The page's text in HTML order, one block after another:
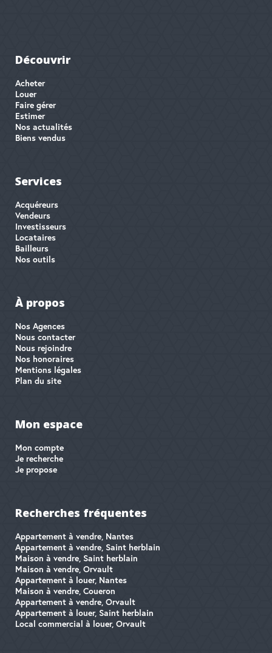
Découvrir
Acheter
Louer
Faire gérer
Estimer
Nos actualités
Biens vendus
Services
Acquéreurs
Vendeurs
Investisseurs
Locataires
Bailleurs
Nos outils
À propos
Nos Agences
Nous contacter
Nous rejoindre
Nos honoraires
Mentions légales
Plan du site
Mon espace
Mon compte
Je recherche
Je propose
Recherches fréquentes
Appartement à vendre, Nantes
Appartement à vendre, Saint herblain
Maison à vendre, Saint herblain
Maison à vendre, Orvault
Appartement à louer, Nantes
Maison à vendre, Coueron
Appartement à vendre, Orvault
Appartement à louer, Saint herblain
Local commercial à louer, Orvault